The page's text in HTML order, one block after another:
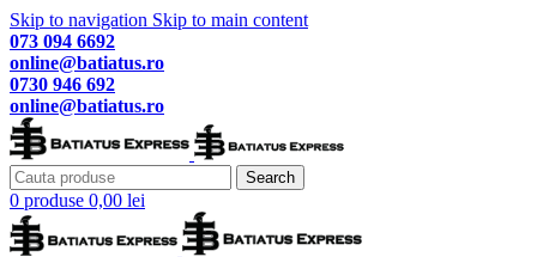
Skip to navigation Skip to main content
073 094 6692
online@batiatus.ro
0730 946 692
online@batiatus.ro
Search
0 produse 0,00 lei